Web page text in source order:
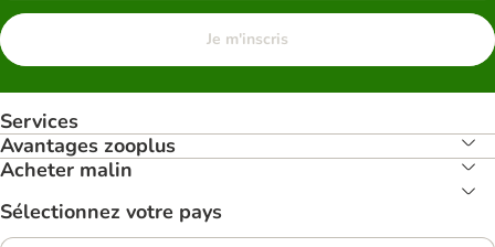
Je m'inscris
Services
Avantages zooplus
Acheter malin
Sélectionnez votre pays